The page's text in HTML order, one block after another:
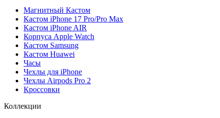
Магнитный Кастом
Кастом iPhone 17 Pro/Pro Max
Кастом iPhone AIR
Корпуса Apple Watch
Кастом Samsung
Кастом Huawei
Часы
Чехлы для iPhone
Чехлы Airpods Pro 2
Кроссовки
Коллекции